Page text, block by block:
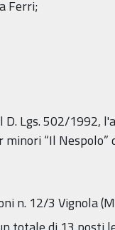
Ferri;
Lgs. 502/1992,
“Il Nespolo”
n. 12/3 Vignola